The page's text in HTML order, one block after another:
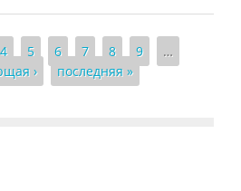
4 5 6 7 8 9
…
›
последняя »